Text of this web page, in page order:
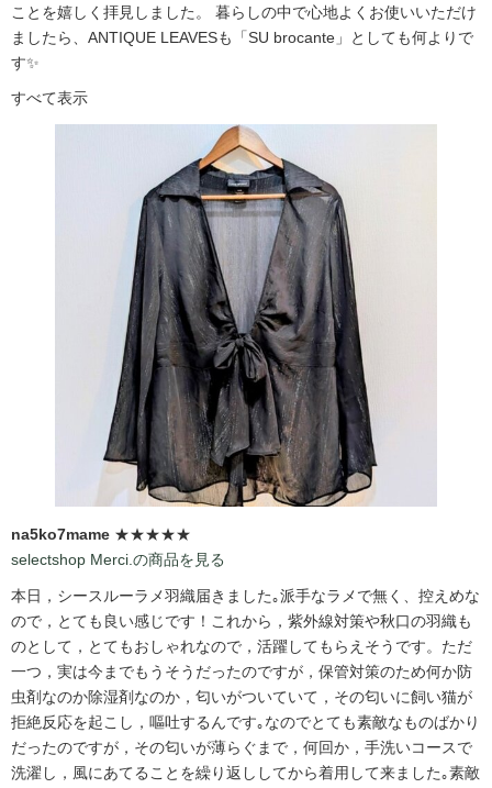
ことを嬉しく拝見しました。 暮らしの中で心地よくお使いいただけ
ましたら、ANTIQUE LEAVESも「SU brocante」としても何よりで
す✨
すべて表示
na5ko7mame ★★★★★
selectshop Merci.の商品を見る
本日，シースルーラメ羽織届きました｡派手なラメで無く、控えめな
ので，とても良い感じです！これから，紫外線対策や秋口の羽織も
のとして，とてもおしゃれなので，活躍してもらえそうです。ただ
一つ，実は今までもうそうだったのですが，保管対策のため何か防
虫剤なのか除湿剤なのか，匂いがついていて，その匂いに飼い猫が
拒絶反応を起こし，嘔吐するんです｡なのでとても素敵なものばかり
だったのですが，その匂いが薄らぐまで，何回か，手洗いコースで
洗濯し，風にあてることを繰り返ししてから着用して来ました｡素敵